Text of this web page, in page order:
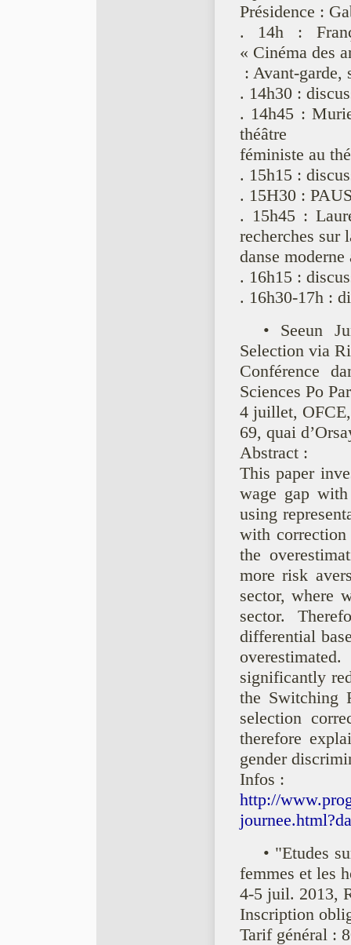
Présidence :
. 14h :
« Cinéma des
: Avant-garde,
. 14h30 :
. 14h45 :
théâtre
féministe au
. 15h15 :
. 15H30 :
. 15h45 :
recherches sur
danse
. 16h15 :
. 16h30-17h :
• Seeun
Selection via
Conférence
Sciences Po
4 juillet,
69, quai
Abstract :
This paper
wage gap
using
with
the
more risk
sector, where
sector.
differential
significantly
the Switching
selection
therefore
gender
Infos :
http://
• "Etudes
femmes et les
4-5 juil. 2013,
Inscription
Tarif général :